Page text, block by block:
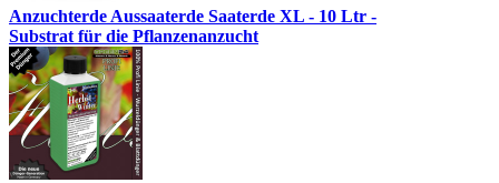
Anzuchterde Aussaaterde Saaterde XL - 10 Ltr -
Substrat für die Pflanzenanzucht